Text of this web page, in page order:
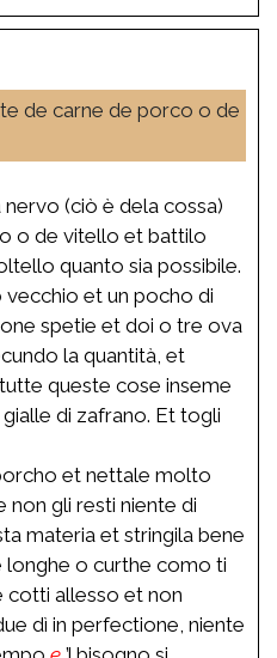
de carne de porco o de
(ciò è dela cossa)
o de vitello et battilo
quanto sia possibile.
et un pocho di
spetie et doi o tre ova
la quantità, et
queste cose inseme
di zafrano. Et togli
et nettale molto
non gli resti niente di
materia et stringila bene
o curthe como ti
cotti allesso et non
dì in perfectione, niente